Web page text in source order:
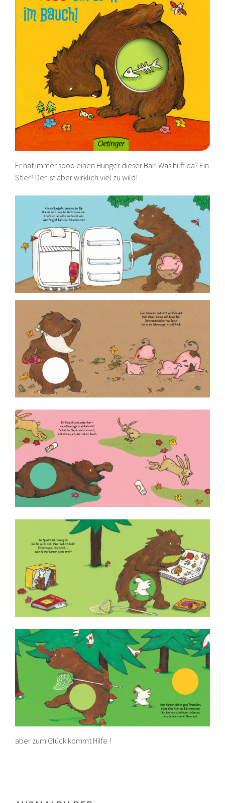
Er hat immer sooo einen Hunger dieser Bär! Was hilft da? Ein
Stier? Der ist aber wirklich viel zu wild!
aber zum Glück kommt Hilfe !